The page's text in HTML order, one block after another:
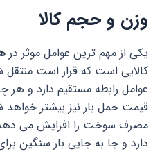
وزن و حجم کالا
یکی از مهم ترین عوامل موثر در
کالایی است که قرار است
عوامل رابطه مستقیم دارد و هر
قیمت حمل بار نیز بیشتر خواهد
مصرف سوخت را افزایش می دهد،
دارد و جا به جایی بار سنگین